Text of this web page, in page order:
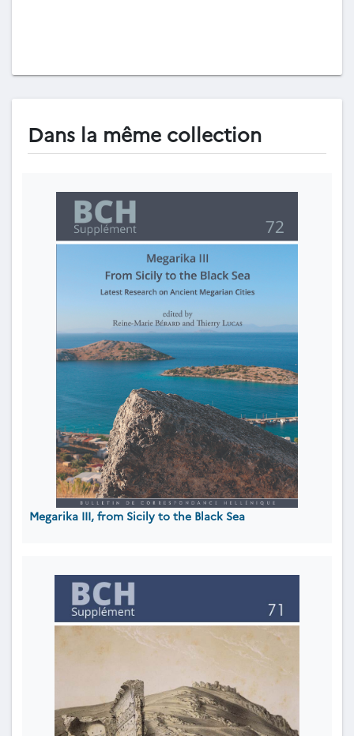
Dans la même collection
Megarika III, from Sicily to the Black Sea